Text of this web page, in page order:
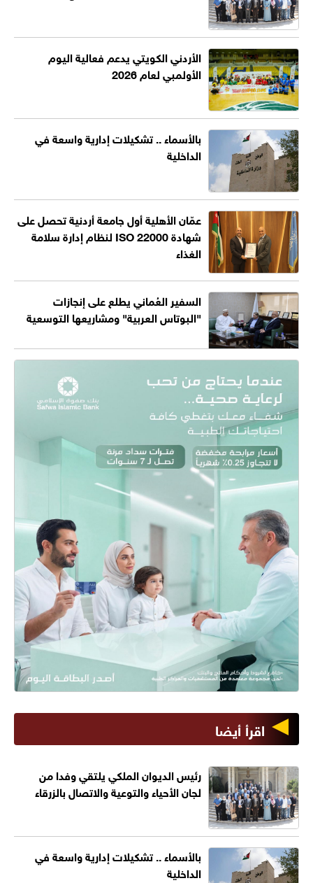
الأردني الكويتي يدعم فعالية اليوم
الأولمبي لعام 2026
بالأسماء .. تشكيلات إدارية واسعة في
الداخلية
عمّان الأهلية أول جامعة أردنية تحصل على
شهادة ISO 22000 لنظام إدارة سلامة
الغذاء
السفير العُماني يطلع على إنجازات
"البوتاس العربية" ومشاريعها التوسعية
اقرأ أيضا
رئيس الديوان الملكي يلتقي وفدا من
لجان الأحياء والتوعية والاتصال بالزرقاء
بالأسماء .. تشكيلات إدارية واسعة في
الداخلية